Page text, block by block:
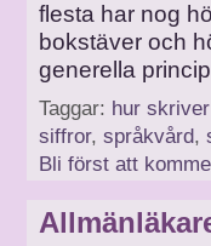
flesta har nog
bokstäver och
generella
Taggar: hur
siffror, språkvård,
Bli först att